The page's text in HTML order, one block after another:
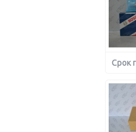
Срок